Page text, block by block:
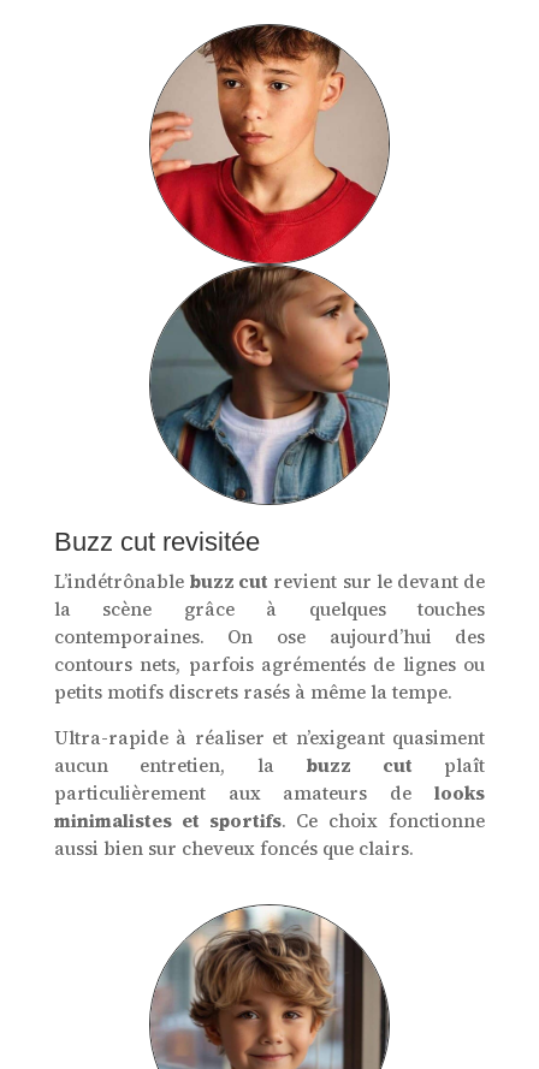
Buzz cut revisitée
L’indétrônable buzz cut revient sur le devant de
la scène grâce à quelques touches
contemporaines. On ose aujourd’hui des
contours nets, parfois agrémentés de lignes ou
petits motifs discrets rasés à même la tempe.
Ultra-rapide à réaliser et n’exigeant quasiment
aucun entretien, la buzz cut plaît
particulièrement aux amateurs delooks
minimalistes et sportifs. Ce choix fonctionne
aussi bien sur cheveux foncés que clairs.